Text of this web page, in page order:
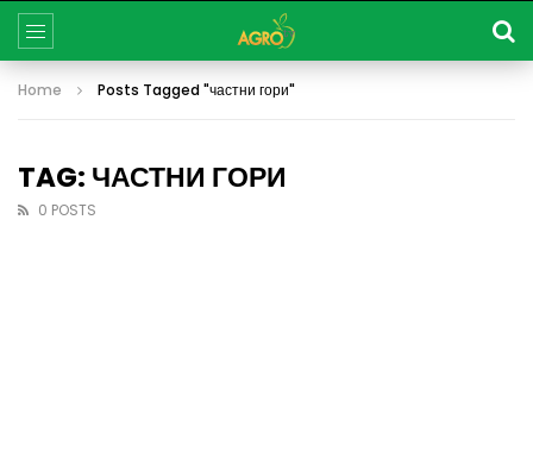
Home Posts Tagged "частни гори"
TAG: ЧАСТНИ ГОРИ
0 POSTS